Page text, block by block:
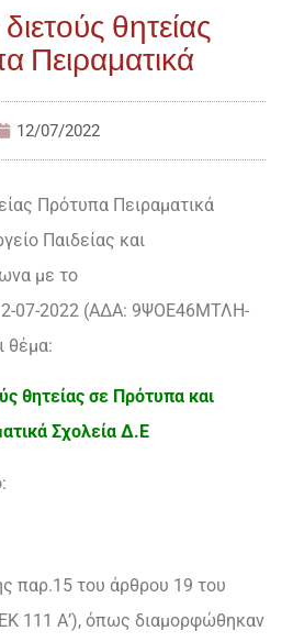
θητείας
Πειραματικά
12/07/2022
Πρότυπα Πειραματικά
Παιδείας και
με το
07-2022 (ΑΔΑ: 9ΨΟΕ46ΜΤΛΗ-
θέμα:
θητείας σε Πρότυπα και
Σχολεία Δ.Ε
παρ.15 του άρθρου 19 του
111 Α’), όπως διαμορφώθηκαν